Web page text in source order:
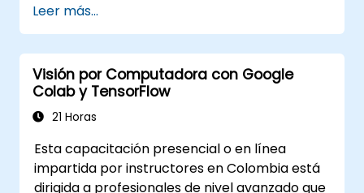
videos en tiempo real.
Utilizar frameworks como TensorFlow
Lite, OpenVINO y NVIDIA Jetson SDK para
el despliegue de modelos.
Optimizar los modelos de IA en cuanto a
rendimiento, eficiencia energética e
Leer más...
Visión por Computadora con Google
Colab y TensorFlow
21 Horas
Esta capacitación presencial o en línea
impartida por instructores en Colombia está
dirigida a profesionales de nivel avanzado que